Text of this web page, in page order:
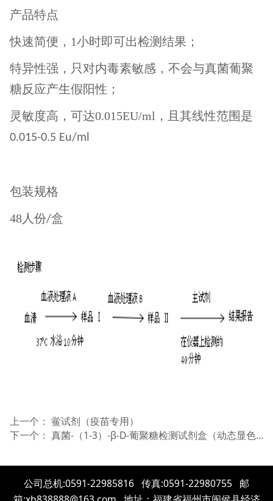
产品特点
快速简便，1小时即可出检测结果；
特异性强，只对内毒素敏感，不会与真菌葡聚
糖反应产生假阳性；
灵敏度高，可达0.015EU/ml，且其线性范围是
0.015-0.5 Eu/ml
包装规格
48人份/盒
上一个： 鲎试剂（疫苗专用）
下一个： 真菌-（1-3）-β-D-葡聚糖检测试剂盒（动态显色法）
公司总机:0591-22985816 传真:0591-22980755 邮